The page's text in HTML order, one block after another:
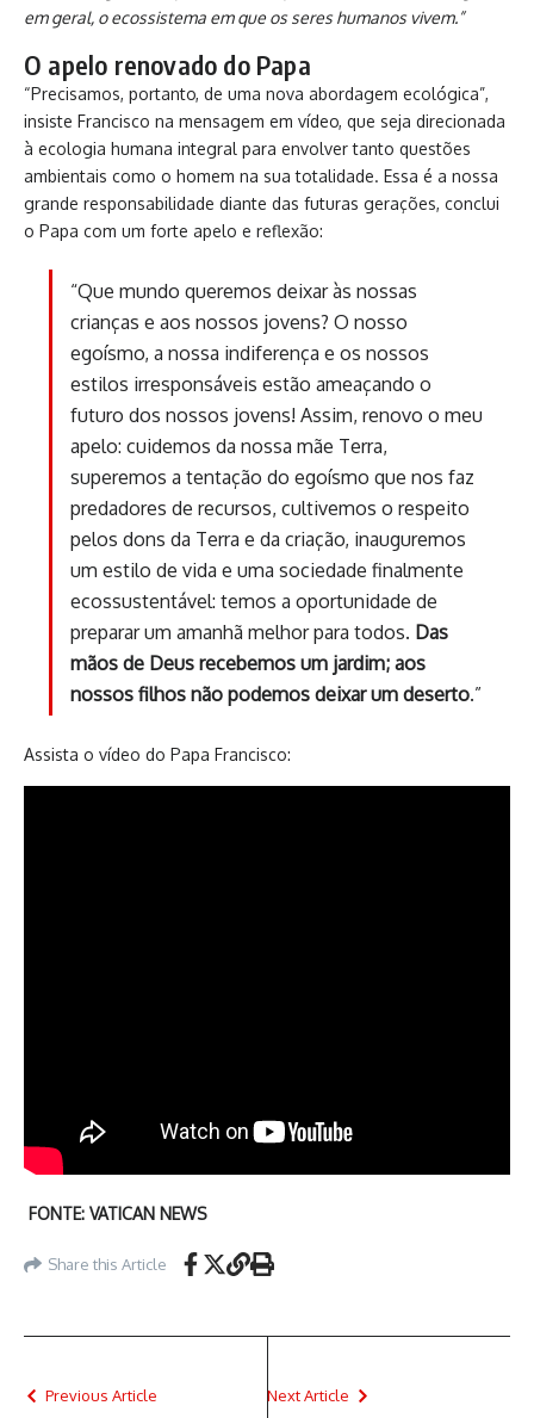
em geral, o ecossistema em que os seres humanos vivem.”
O apelo renovado do Papa
“Precisamos, portanto, de uma nova abordagem ecológica”,
insiste Francisco na mensagem em vídeo, que seja direcionada
à ecologia humana integral para envolver tanto questões
ambientais como o homem na sua totalidade. Essa é a nossa
grande responsabilidade diante das futuras gerações, conclui
o Papa com um forte apelo e reflexão:
“Que mundo queremos deixar às nossas
crianças e aos nossos jovens? O nosso
egoísmo, a nossa indiferença e os nossos
estilos irresponsáveis estão ameaçando o
futuro dos nossos jovens! Assim, renovo o meu
apelo: cuidemos da nossa mãe Terra,
superemos a tentação do egoísmo que nos faz
predadores de recursos, cultivemos o respeito
pelos dons da Terra e da criação, inauguremos
um estilo de vida e uma sociedade finalmente
ecossustentável: temos a oportunidade de
preparar um amanhã melhor para todos. Das
mãos de Deus recebemos um jardim; aos
nossos filhos não podemos deixar um deserto.”
Assista o vídeo do Papa Francisco:
FONTE: VATICAN NEWS
Share this Article
Previous Article Next Article